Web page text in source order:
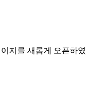
지를 새롭게 오픈하였